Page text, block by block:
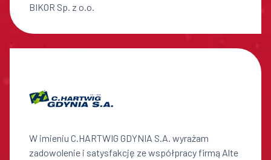
BIKOR Sp. z o.o.
W imieniu C.HARTWIG GDYNIA S.A. wyrażam
zadowolenie i satysfakcję ze współpracy firmą Alte